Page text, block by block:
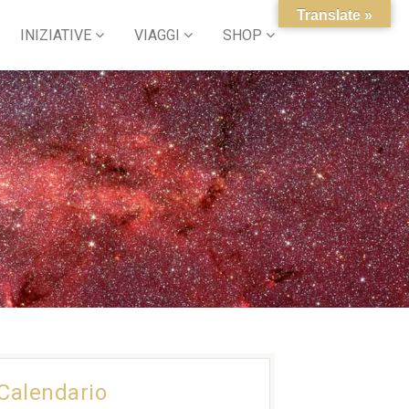
INIZIATIVE VIAGGI SHOP
Translate »